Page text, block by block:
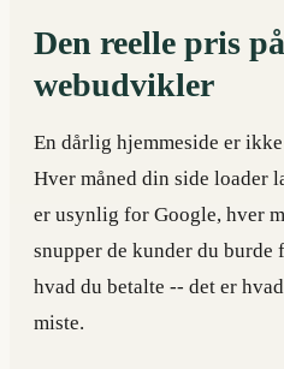
Den reelle pris
webudvikler
En dårlig hjemmeside er
Hver måned din side loader
er usynlig for Google, hver
snupper de kunder du burde
hvad du betalte -- det er
miste.